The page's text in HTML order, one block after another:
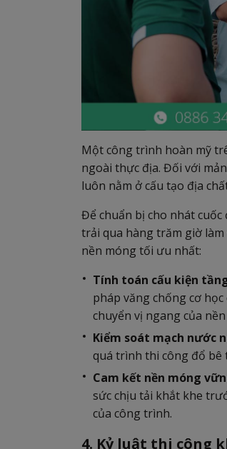
Một công trình hoàn mỹ
ngoài thực địa. Đối với
luôn nằm ở cấu tạo địa
Để chuẩn bị cho nhát
trải qua hàng trăm giờ
nền móng tối ưu nhất:
Tính toán cấu kiện
pháp văng chống cơ
chuyển vị ngang của
Kiểm soát mạch nước
quá trình thi công đổ bê
Cam kết nền móng
sức chịu tải khắt khe
của công trình.
4. Kỷ luật thi công